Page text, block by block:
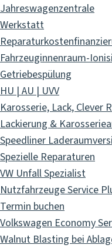
Jahreswagenzentrale
Werkstatt
Fahrzeuginnenraum-
Getriebespülung
HU | AU | UVV
Karosserie, Lack, Clever
Lackierung &
Speedliner
Spezielle Reparaturen
VW Unfall Spezialist
Nutzfahrzeuge Service
Termin buchen
Volkswagen Economy
Walnut Blasting bei